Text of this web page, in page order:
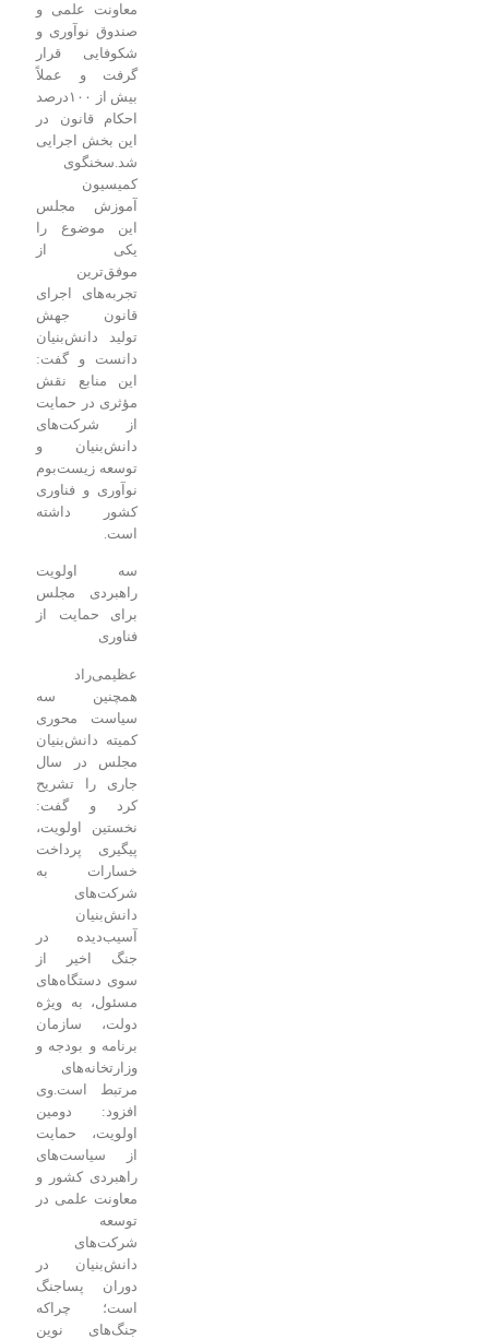
معاونت علمی و
صندوق نوآوری و
شکوفایی قرار
گرفت و عملاً
بیش از ۱۰۰درصد
احکام قانون در
این بخش اجرایی
سخنگوی
آموزش مجلس
این موضوع را
یکی از
تجربه‌های اجرای
قانون جهش
تولید دانش‌بنیان
دانست و گفت:
این منابع نقش
مؤثری در حمایت
از شرکت‌های
دانش‌بنیان و
توسعه زیست‌بوم
نوآوری و فناوری
کشور داشته
سه اولویت
راهبردی مجلس
برای حمایت از
همچنین سه
سیاست محوری
کمیته دانش‌بنیان
مجلس در سال
جاری را تشریح
کرد و گفت:
نخستین اولویت،
پیگیری پرداخت
خسارات به
آسیب‌دیده در
جنگ اخیر از
سوی دستگاه‌های
مسئول، به ویژه
دولت، سازمان
برنامه و بودجه و
وزارتخانه‌های
مرتبط است. وی
افزود: دومین
اولویت، حمایت
از سیاست‌های
راهبردی کشور و
معاونت علمی در
دانش‌بنیان در
دوران پساجنگ
است؛ چراکه
جنگ‌های نوین